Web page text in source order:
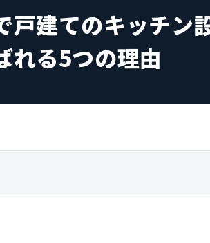
戸建てのキッチン
れる5つの理由